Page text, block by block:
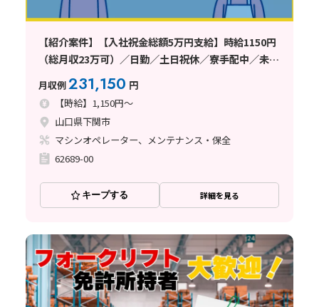
【紹介案件】【入社祝金総額5万円支給】時給1150円
（総月収23万可）／日勤／土日祝休／寮手配中／未経
験者歓迎
月収例231,150 円
【時給】1,150円～
山口県下関市
マシンオペレーター、メンテナンス・保全
62689-00
キープする 詳細を見る